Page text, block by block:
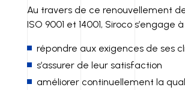
N
K
Au travers de ce renouvellement
ISO 9001 et 14001, Siroco s’engage à
répondre aux exigences de ses
s’assurer de leur satisfaction
améliorer continuellement la